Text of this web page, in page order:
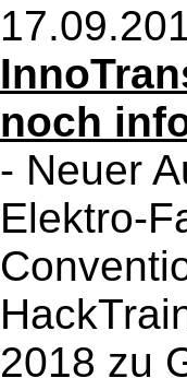
noch
- Neuer
Elektro-
2018 zu